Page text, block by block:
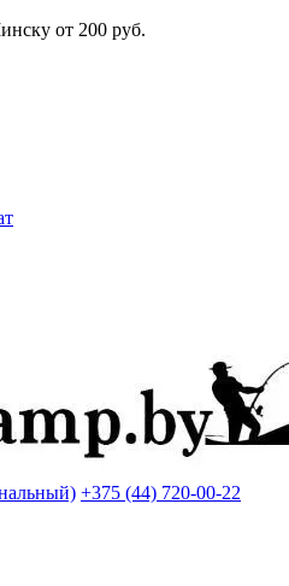
от 200 руб.
+375 (44) 720-00-22